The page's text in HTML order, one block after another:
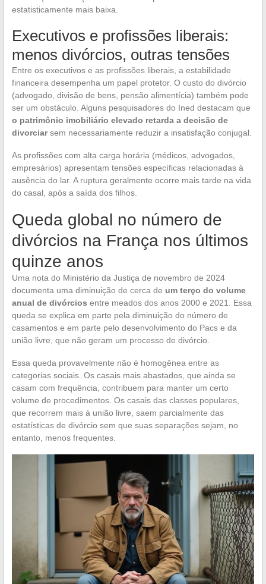
estatisticamente mais baixa.
Executivos e profissões liberais:
menos divórcios, outras tensões
Entre os executivos e as profissões liberais, a estabilidade
financeira desempenha um papel protetor. O custo do divórcio
(advogado, divisão de bens, pensão alimentícia) também pode
ser um obstáculo. Alguns pesquisadores do Ined destacam que
o patrimônio imobiliário elevado retarda a decisão de
divorciarsem necessariamente reduzir a insatisfação conjugal.
As profissões com alta carga horária (médicos, advogados,
empresários) apresentam tensões específicas relacionadas à
ausência do lar. A ruptura geralmente ocorre mais tarde na vida
do casal, após a saída dos filhos.
Queda global no número de
divórcios na França nos últimos
quinze anos
Uma nota do Ministério da Justiça de novembro de 2024
documenta uma diminuição de cerca de um terço do volume
anual de divórcios entre meados dos anos 2000 e 2021. Essa
queda se explica em parte pela diminuição do número de
casamentos e em parte pelo desenvolvimento do Pacs e da
união livre, que não geram um processo de divórcio.
Essa queda provavelmente não é homogênea entre as
categorias sociais. Os casais mais abastados, que ainda se
casam com frequência, contribuem para manter um certo
volume de procedimentos. Os casais das classes populares,
que recorrem mais à união livre, saem parcialmente das
estatísticas de divórcio sem que suas separações sejam, no
entanto, menos frequentes.